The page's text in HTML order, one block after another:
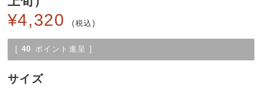
¥4,320 税込
[ 40 ポイント進呈 ]
サイズ